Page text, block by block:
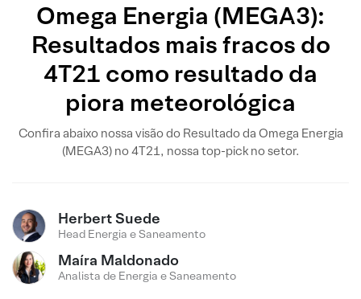
Omega Energia (MEGA3):
Resultados mais fracos do
4T21 como resultado da
piora meteorológica
Confira abaixo nossa visão do Resultado da Omega Energia
(MEGA3) no 4T21, nossa top-pick no setor.
Herbert Suede
Head Energia e Saneamento
Maíra Maldonado
Analista de Energia e Saneamento